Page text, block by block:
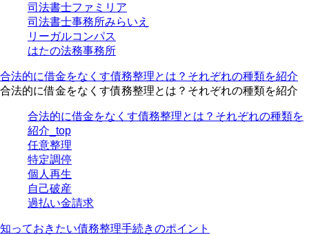
司法書士ファミリア
司法書士事務所みらいえ
リーガルコンパス
はたの法務事務所
合法的に借金をなくす債務整理とは？それぞれの種類を紹介
合法的に借金をなくす債務整理とは？それぞれの種類を紹介
合法的に借金をなくす債務整理とは？それぞれの種類を
紹介_top
任意整理
特定調停
個人再生
自己破産
過払い金請求
知っておきたい債務整理手続きのポイント